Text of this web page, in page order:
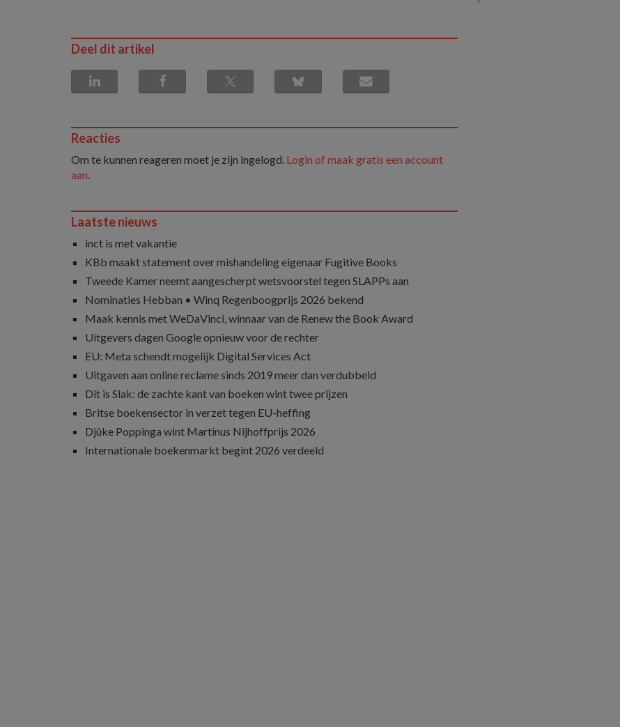
Deel dit artikel
Reacties
Om te kunnen reageren moet je zijn ingelogd. Login of maak gratis een account
aan.
Laatste nieuws
inct is met vakantie
KBb maakt statement over mishandeling eigenaar Fugitive Books
Tweede Kamer neemt aangescherpt wetsvoorstel tegen SLAPPs aan
Nominaties Hebban • Winq Regenboogprijs 2026 bekend
Maak kennis met WeDaVinci, winnaar van de Renew the Book Award
Uitgevers dagen Google opnieuw voor de rechter
EU: Meta schendt mogelijk Digital Services Act
Uitgaven aan online reclame sinds 2019 meer dan verdubbeld
Dit is Slak: de zachte kant van boeken wint twee prijzen
Britse boekensector in verzet tegen EU-heffing
Djûke Poppinga wint Martinus Nijhoffprijs 2026
Internationale boekenmarkt begint 2026 verdeeld